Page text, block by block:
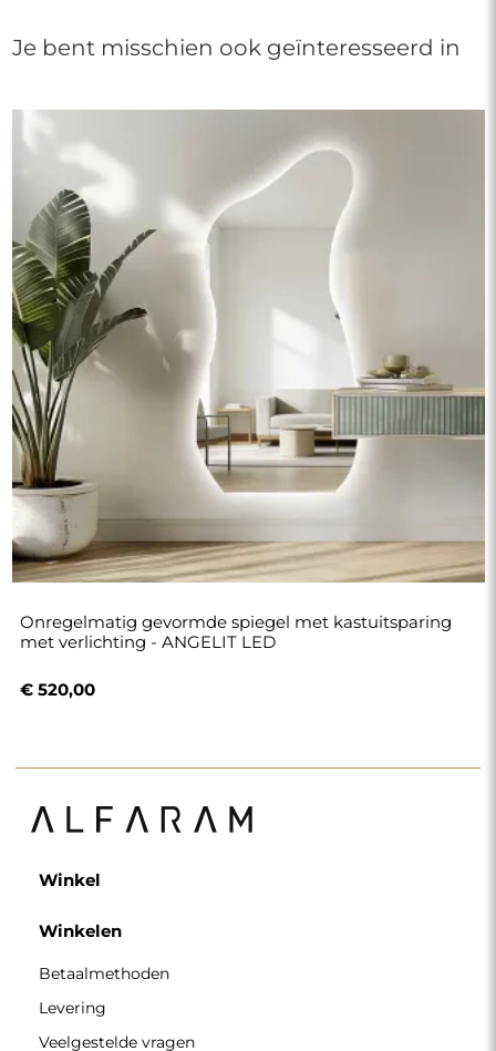
Je bent misschien ook geïnteresseerd in
Onregelmatig gevormde spiegel met kastuitsparing
met verlichting - ANGELIT LED
€ 520,00
Winkel
Winkelen
Betaalmethoden
Levering
Veelgestelde vragen